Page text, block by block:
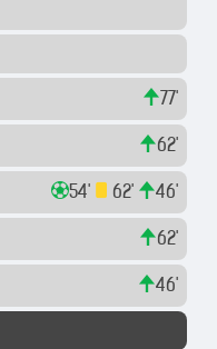
77'
62'
54' 62' 46'
62'
46'